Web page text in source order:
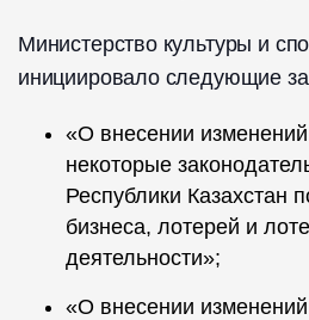
Министерство культуры и
инициировало следующие
«О внесении
некоторые
Республики Казахстан
бизнеса, лотерей и
деятельности»;
«О внесении